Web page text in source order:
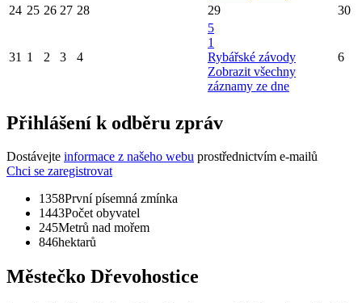
24 25 26 27 28 29 30
31 1 2 3 4
5
1
Rybářské závody
Zobrazit všechny
záznamy ze dne
6
Přihlášení k odběru zpráv
Dostávejte informace z našeho webu prostřednictvím e-mailů
Chci se zaregistrovat
1358První písemná zmínka
1443Počet obyvatel
245Metrů nad mořem
846hektarů
Městečko Dřevohostice